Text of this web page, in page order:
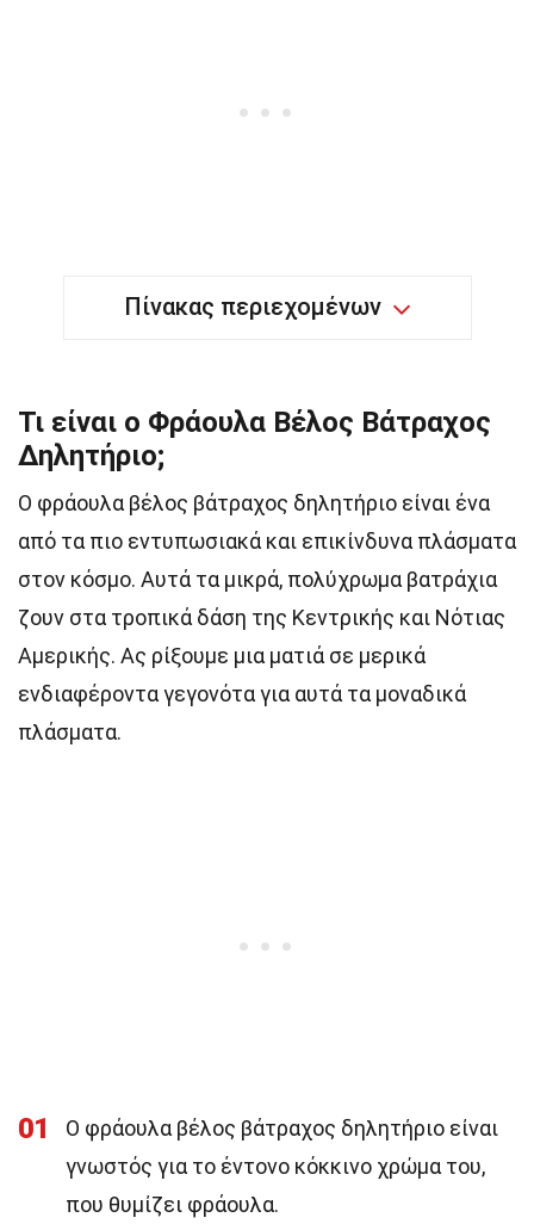
Πίνακας περιεχομένων
Τι είναι ο Φράουλα Βέλος Βάτραχος
Δηλητήριο;
Ο φράουλα βέλος βάτραχος δηλητήριο είναι ένα
από τα πιο εντυπωσιακά και επικίνδυνα πλάσματα
στον κόσμο. Αυτά τα μικρά, πολύχρωμα βατράχια
ζουν στα τροπικά δάση της Κεντρικής και Νότιας
Αμερικής. Ας ρίξουμε μια ματιά σε μερικά
ενδιαφέροντα γεγονότα για αυτά τα μοναδικά
πλάσματα.
01
Ο φράουλα βέλος βάτραχος δηλητήριο είναι
γνωστός για το έντονο κόκκινο χρώμα του,
που θυμίζει φράουλα.